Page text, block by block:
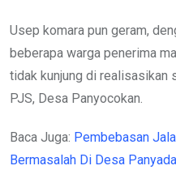
Usep komara pun geram,
beberapa warga penerima
tidak kunjung di realisasikan
PJS, Desa Panyocokan.
Baca Juga: Pembebasan
Bermasalah Di Desa